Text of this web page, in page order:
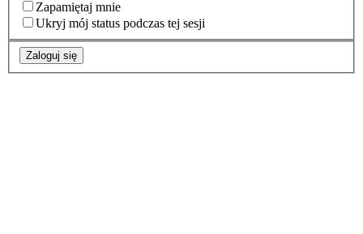
Zapamiętaj mnie
Ukryj mój status podczas tej sesji